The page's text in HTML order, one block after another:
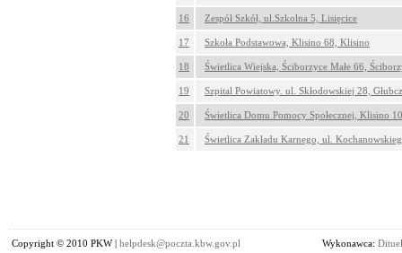
16 Zespół Szkół, ul.Szkolna 5, Lisięcice
17 Szkoła Podstawowa, Klisino 68, Klisino
18 Świetlica Wiejska, Ściborzyce Małe 66,
19 Szpital Powiatowy. ul. Skłodowskiej 28,
20 Świetlica Domu Pomocy Społecznej, Klisino
21 Świetlica Zakładu Karnego, ul.
Copyright © 2010 PKW | helpdesk@poczta.kbw.gov.pl Wykonawca: